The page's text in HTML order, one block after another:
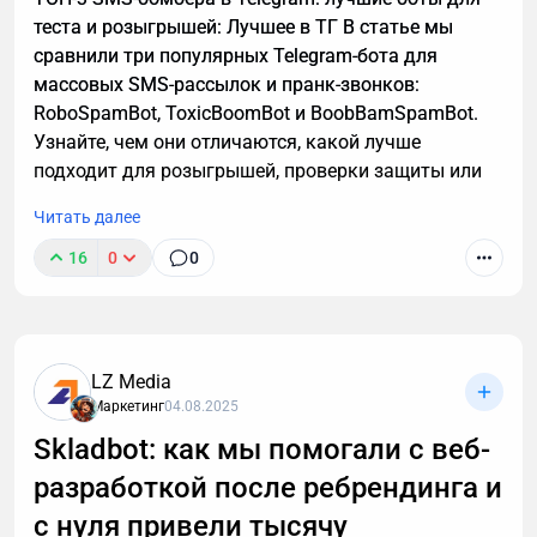
теста и розыгрышей: Лучшее в ТГ В статье мы
сравнили три популярных Telegram-бота для
массовых SMS-рассылок и пранк-звонков:
RoboSpamBot, ToxicBoomBot и BoobBamSpamBot.
Узнайте, чем они отличаются, какой лучше
подходит для розыгрышей, проверки защиты или
использования инструментов.
Читать далее
16 0 0
LZ Media
Маркетинг04.08.2025
Skladbot: как мы помогали с веб-
разработкой после ребрендинга и
с нуля привели тысячу